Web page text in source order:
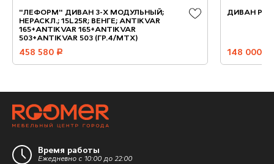
"ЛЕФОРМ" ДИВАН 3-Х МОДУЛЬНЫЙ;
НЕРАСКЛ.; 15L25R; ВЕНГЕ; ANTIKVAR
165+ANTIKVAR 165+ANTIKVAR
503+ANTIKVAR 503 (ГР.4/МТХ)
458 580 руб.
ДИВАН
148 000
Время работы
Ежедневно с 10:00 до 22:00